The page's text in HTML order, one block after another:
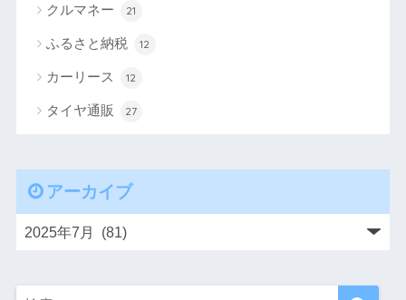
クルマネー 21
ふるさと納税 12
カーリース 12
タイヤ通販 27
アーカイブ